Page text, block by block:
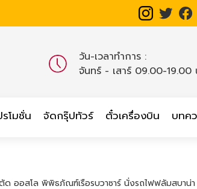
วัน-เวลาทำการ :
จันทร์ - เสาร์ 09.00-19.00
โมชั่น จัดกรุ๊ปทัวร์ ตั๋วเครื่องบิน บทคว
ด ออสโล พิพิธภัณฑ์เรือรบวาซาร์ นั่งรถไฟฟลัมสบาน่